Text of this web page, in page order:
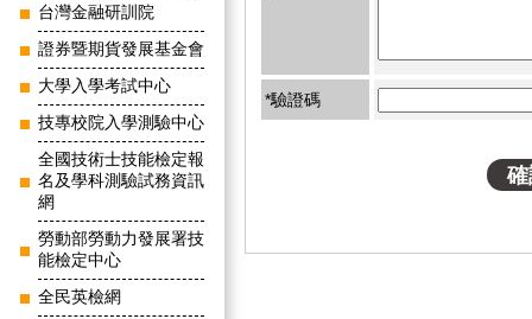
台灣金融研訓院
證券暨期貨發展基金會
大學入學考試中心
技專校院入學測驗中心
全國技術士技能檢定報
名及學科測驗試務資訊
網
勞動部勞動力發展署技
能檢定中心
全民英檢網
*驗證碼